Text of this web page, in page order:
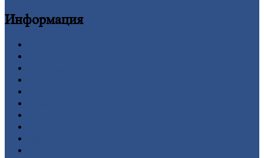
Информация